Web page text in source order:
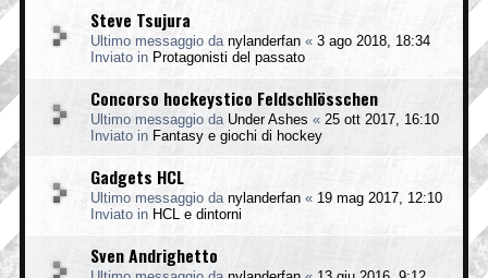
Steve Tsujura
Ultimo messaggio da nylanderfan « 3 ago 2018, 18:34
Inviato in Protagonisti del passato
Concorso hockeystico Feldschlösschen
Ultimo messaggio da Under Ashes « 25 ott 2017, 16:10
Inviato in Fantasy e giochi di hockey
Gadgets HCL
Ultimo messaggio da nylanderfan « 19 mag 2017, 12:10
Inviato in HCL e dintorni
Sven Andrighetto